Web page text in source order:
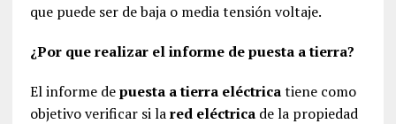
que puede ser de baja o media tensión voltaje.
¿Por que realizar el informe de puesta a tierra?
El informe depuesta a tierra eléctricatiene como
objetivo verificar si lared eléctricade la propiedad